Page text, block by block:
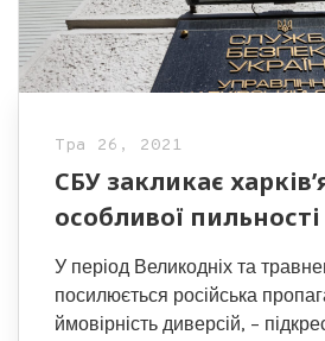
Тра 26, 2021
СБУ закликає
особливої пильності
У період Великодніх та
посилюється російська
ймовірність диверсій, –